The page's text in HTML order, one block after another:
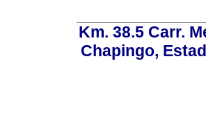
Km. 38.5 Carr.
Chapingo,